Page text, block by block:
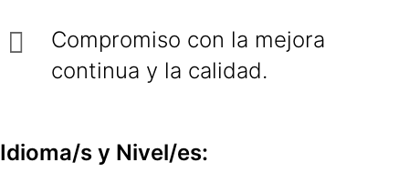
Compromiso con la mejora
continua y la calidad.
Idioma/s y Nivel/es: